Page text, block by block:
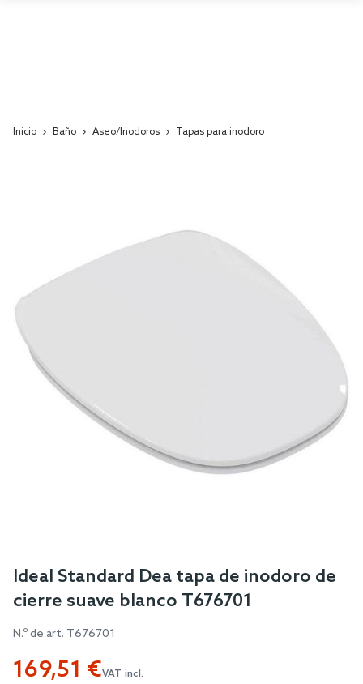
Inicio Baño Aseo/Inodoros Tapas para inodoro
the
images
gallery
Skip
to
beginning
the
Ideal Standard Dea tapa de inodoro de
cierre suave blanco T676701
N.º de art. T676701
169,51 €VAT incl.